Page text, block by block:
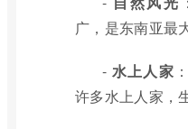
广，是东南亚最
- 水上人家
许多水上人家，